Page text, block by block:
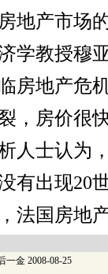
地产市场
教授穆亚
房地产危
，房价很
士认为，
有出现20
法国房地
一金 2008-08-25